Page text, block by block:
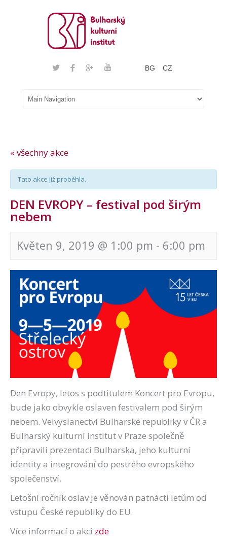
BG CZ
« všechny akce
Tato akce již proběhla.
DEN EVROPY – festival pod širým
nebem
Květen 9, 2019 @ 1:00 pm - 6:00 pm
Navigace
pro
akce
Den Evropy, letos s podtitulem Koncert pro Evropu,
bude jako obvykle oslaven festivalem pod širým
nebem. Velvyslanectví Bulharské republiky v ČR a
Bulharský kulturní institut v Praze společně
připravili prezentaci Bulharska, jeho kulturní
identity a integrování do pestrého evropského
společenství.
Letošní ročník oslav je věnován patnácti letům od
vstupu České republiky do EU.
Více informací o akci zde